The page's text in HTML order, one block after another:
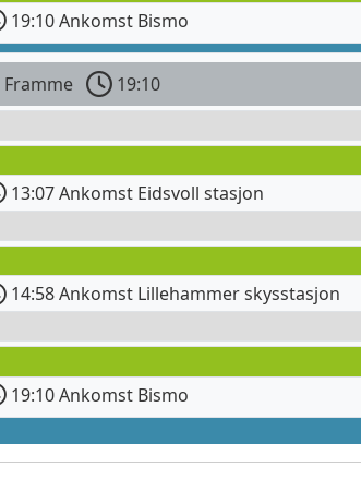
19:10 Ankomst Bismo
Framme
19:10
13:07 Ankomst Eidsvoll stasjon
14:58 Ankomst Lillehammer skysstasjon
19:10 Ankomst Bismo